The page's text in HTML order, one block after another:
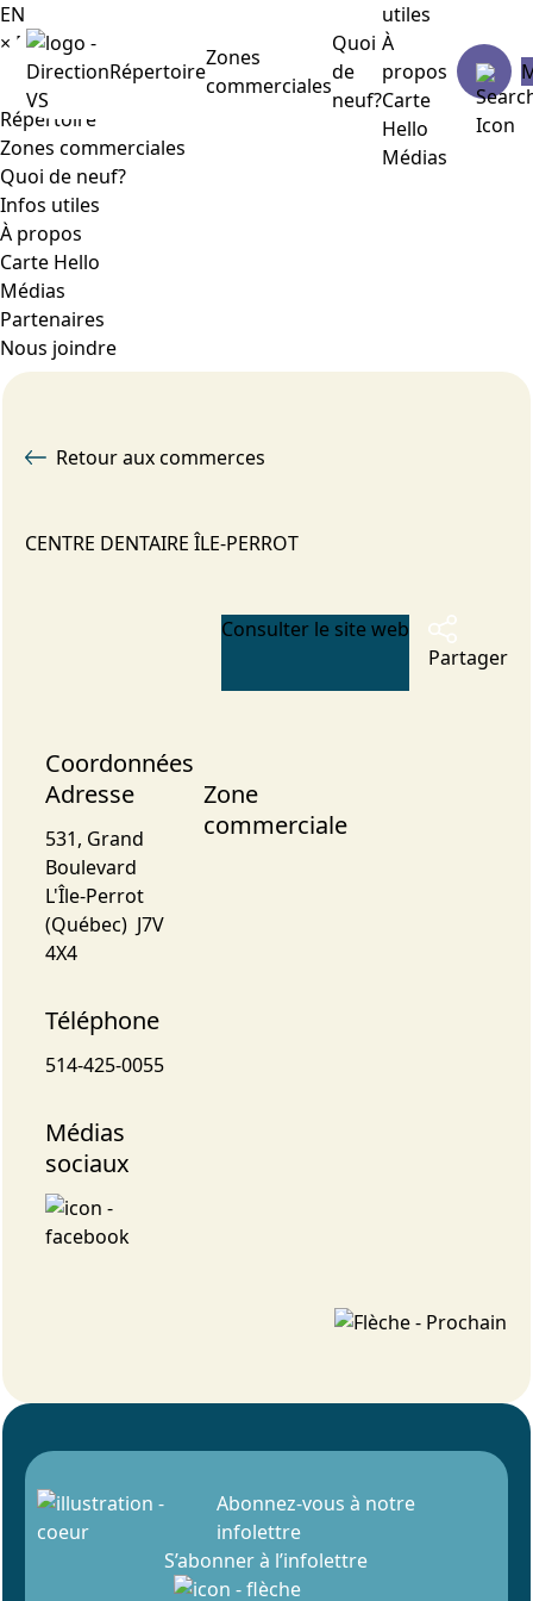
Répertoire
Zones
commerciales
Quoi
de
neuf?
utiles
À
propos
Carte
Hello
Médias
EN
× Menu
Répertoire
Zones commerciales
Quoi de neuf?
Infos utiles
À propos
Carte Hello
Médias
Partenaires
Nous joindre
Retour aux commerces
CENTRE DENTAIRE ÎLE-PERROT
Consulter le site web
Partager
Coordonnées
Adresse
531, Grand
Boulevard
L'Île-Perrot
(Québec) J7V
4X4
Téléphone
514-425-0055
Médias
sociaux
Zone
commerciale
Abonnez-vous à notre
infolettre
S’abonner à l’infolettre